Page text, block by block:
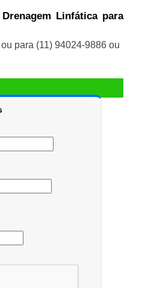
Linfática para
ou para (11) 94024-9886ou